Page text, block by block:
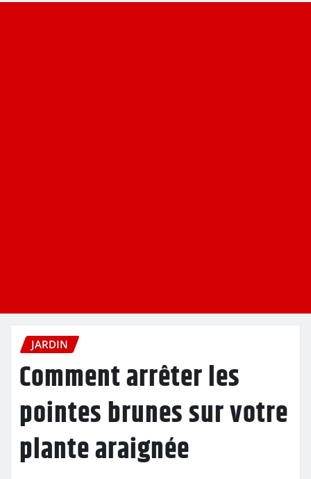
JARDIN
Comment arrêter les
pointes brunes sur votre
plante araignée